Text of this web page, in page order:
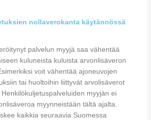
nollaverokanta käytännössä
palvelun myyjä saa vähentää
kuluneista kuluista arvonlisäveron
voit vähentää ajoneuvojen
tai huoltoihin liittyvät arvolisäverot
myyjän ei
myynneistään tältä ajalta.
kaikkia seuraavia Suomessa